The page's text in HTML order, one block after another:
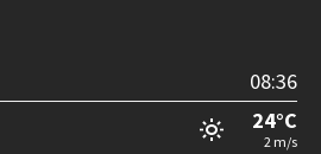
08:36
24°C
2 m/s